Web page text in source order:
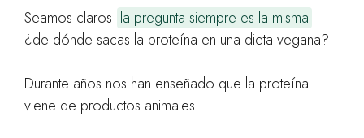
Seamos claros la pregunta siempre es la misma
¿de dónde sacas la proteína en una dieta vegana?
Durante años nos han enseñado que la proteína
viene de productos animales.